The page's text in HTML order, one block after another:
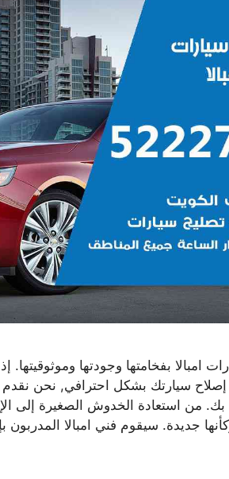
امبالا بفخامتها وجودتها
إصلاح سيارتك بشكل احترافي, نحن
بك. من استعادة الخدوش الصغيرة
جديدة. سيقوم فني امبالا